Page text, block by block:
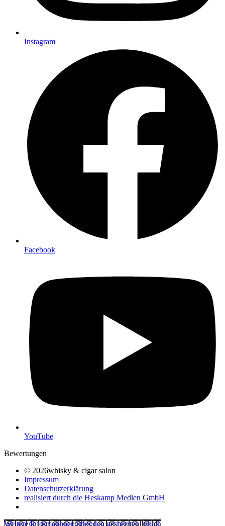
Instagram
Facebook
YouTube
Bewertungen
© 2026whisky & cigar salon
Impressum
Datenschutzerklärung
realisiert durch die Heskamp Medien GmbH
Weitere Informationen über den gesperrten Inhalt.